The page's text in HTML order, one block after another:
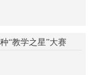
“教学之星”大赛